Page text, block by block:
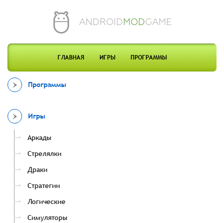
ANDROIDMODGAME
ГЛАВНАЯ ИГРЫ ПРОГРАММЫ
Программы
Игры
Аркады
Стрелялки
Драки
Стратегии
Логические
Симуляторы